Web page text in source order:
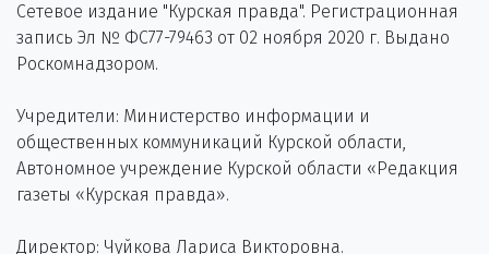
Сетевое издание "Курская правда". Регистрационная
запись Эл № ФС77-79463 от 02 ноября 2020 г. Выдано
Роскомнадзором.
Учредители: Министерство информации и
общественных коммуникаций Курской области,
Автономное учреждение Курской области «Редакция
газеты «Курская правда».
Директор: Чуйкова Лариса Викторовна.